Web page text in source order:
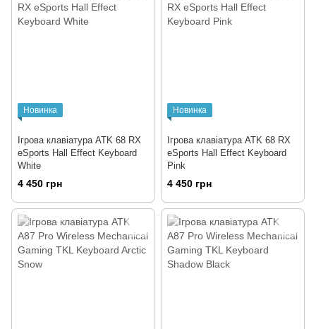
Новинка
Ігрова клавіатура ATK 68 RX
eSports Hall Effect Keyboard
White
4 450 грн
Новинка
Ігрова клавіатура ATK 68 RX
eSports Hall Effect Keyboard
Pink
4 450 грн